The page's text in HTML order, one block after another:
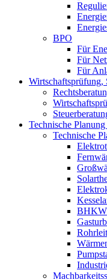
BPO
Für
Für
Für
Wirtschaftsprüfung,
Technische
Technische
BHKW